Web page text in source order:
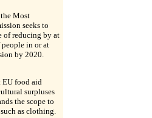
Most
seeks to
of reducing by at
in or at
by 2020.
EU food aid
surpluses
the scope to
as clothing.